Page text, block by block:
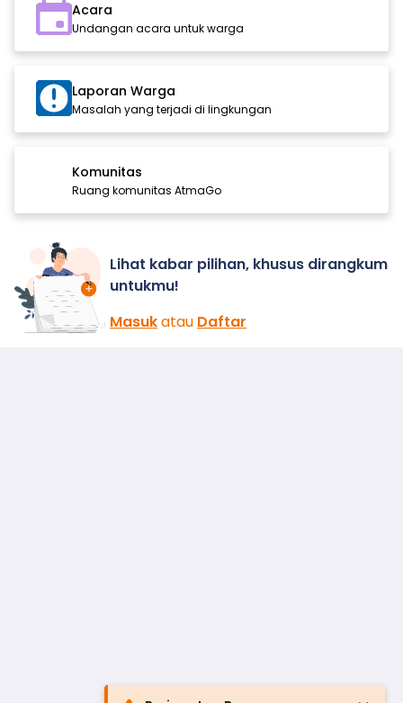
Acara
Undangan acara untuk warga
Laporan Warga
Masalah yang terjadi di lingkungan
Komunitas
Ruang komunitas AtmaGo
Lihat kabar pilihan, khusus dirangkum
untukmu!
Masukatau Daftar